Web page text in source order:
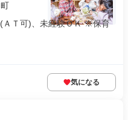
ＡＴ可)、未経験ＯＫ ※保育
気になる